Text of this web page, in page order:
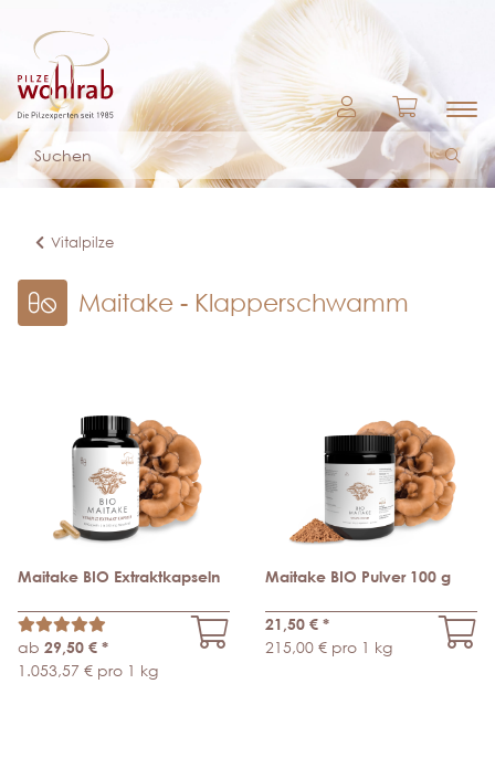
Vitalpilze
Maitake - Klapperschwamm
Maitake BIO Extraktkapseln
ab 29,50 € *
1.053,57 € pro 1 kg
Maitake BIO Pulver 100 g
21,50 € *
215,00 € pro 1 kg